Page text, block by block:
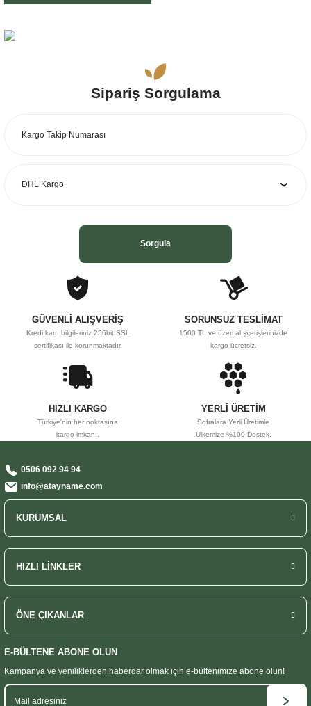
Sipariş Sorgulama
Sorgula
GÜVENLİ ALIŞVERİŞ
Kredi kartı bilgileriniz 256bit SSL
sertifikası ile korunmaktadır.
SORUNSUZ TESLİMAT
1500 TL ve üzeri alışverişlerinizde
kargo ücretsiz.
HIZLI KARGO
Türkiye'nin her noktasına
kargo imkanı.
YERLİ ÜRETİM
Sofralara Yerli Üretimle
Ülkemize %100 Destek.
KURUMSAL
0506 092 94 94
info@atayname.com
HIZLI LİNKLER
ÖNE ÇIKANLAR
E-BÜLTENE ABONE OLUN
Kampanya ve yeniliklerden haberdar olmak için e-bültenimize abone olun!